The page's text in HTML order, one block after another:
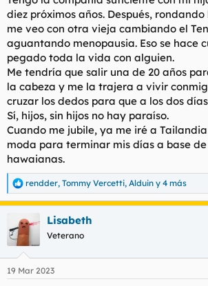
diez próximos años. Después,
me veo con otra vieja cambiando el
aguantando menopausia. Eso se hace
pegado toda la vida con alguien.
Me tendría que salir una de 20 años
la cabeza y me la trajera a vivir
cruzar los dedos para que a los dos
Sí, hijos, sin hijos no hay paraíso.
Cuando me jubile, ya me iré a
moda para terminar mis días a base
hawaianas.
R
e
a
c
i
e
rendder, Tommy Vercetti, Alduin y 4 más
Lisabeth
Veterano
19 Mar 2023